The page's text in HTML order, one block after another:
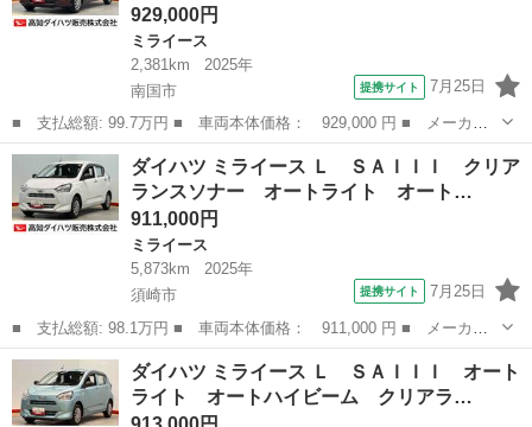
929,000円
ミライース
2,381km
2025年
南国市
提携サイト 7月25日
■ 支払総額: 99.7万円 ■ 車両本体価格： 929,000 円 ■ メーカー
名： ダイハツ ■ 車種名： ミライース ■ グレード名： Ｌ Ｓ
ＡＩＩＩ 衝突被害軽減システム オートハイビーム オートライ
ト クリアラン...
高知 南国市 ミライース
ダイハツ ミライース Ｌ ＳＡＩＩＩ クリア
ランスソナー オートライト オート…
911,000円
ミライース
5,873km
2025年
須崎市
提携サイト 7月25日
■ 支払総額: 98.1万円 ■ 車両本体価格： 911,000 円 ■ メーカー
名： ダイハツ ■ 車種名： ミライース ■ グレード名： Ｌ Ｓ
ＡＩＩＩ クリアランスソナー オートライト オートハイビーム
衝突被害軽減...
高知 須崎市 ミライース
ダイハツ ミライース Ｌ ＳＡＩＩＩ オート
ライト オートハイビーム クリアラ…